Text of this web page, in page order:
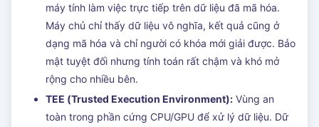
máy tính làm việc trực tiếp trên dữ liệu đã mã hóa.
Máy chủ chỉ thấy dữ liệu vô nghĩa, kết quả cũng ở
dạng mã hóa và chỉ người có khóa mới giải được. Bảo
mật tuyệt đối nhưng tính toán rất chậm và khó mở
rộng cho nhiều bên.
TEE (Trusted Execution Environment): Vùng an
toàn trong phần cứng CPU/GPU để xử lý dữ liệu. Dữ